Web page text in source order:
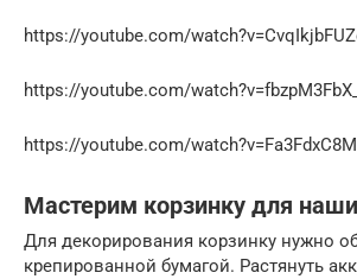
https://youtube.com/
https://youtube.com/
https://youtube.com/
Мастерим корзинку для
Для декорирования корзинку нужно
крепированной бумагой. Растянуть